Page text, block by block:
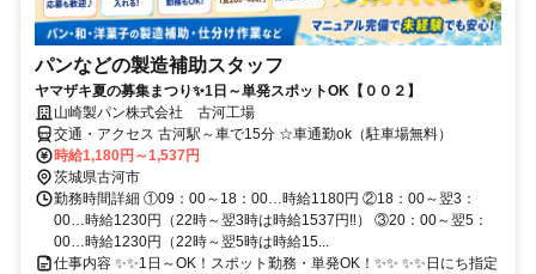
パンなどの製造補助スタッフ
ヤマザキ夏の募集まつり✨1日～単発スポットOK【００２】
山崎製パン株式会社 古河工場
交通・アクセス 古河駅～車で15分 ☆車通勤ok（駐車場無料）
時給1,180円～1,537円
茨城県古河市
勤務時間詳細 ①09：00～18：00…時給1180円 ②18：00～翌3：
00…時給1230円（22時～翌3時は時給1537円‼） ③20：00～翌5：
00…時給1230円（22時～翌5時は時給15...
仕事内容 ✨✨1日～OK！スポット勤務・単発OK！✨✨ ✨✨日にち指定